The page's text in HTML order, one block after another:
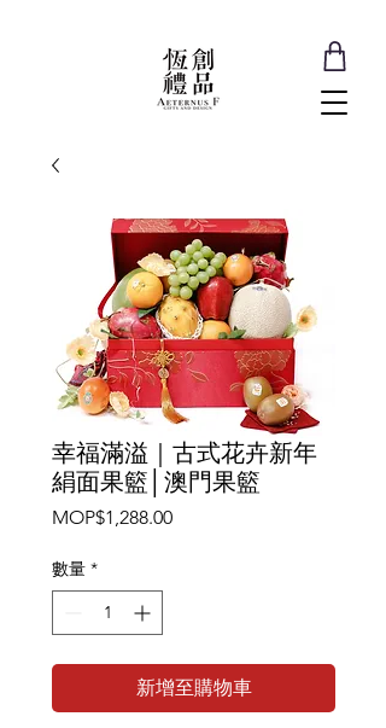
幸福滿溢｜古式花卉新年
絹面果籃│澳門果籃
MOP$1,288.00價
數量 *
新增至購物車